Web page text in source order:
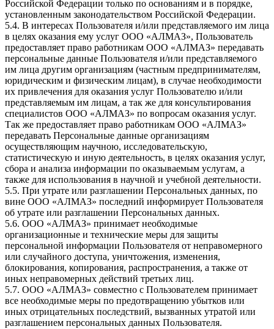
Российской Федерации только по основаниям и в порядке,
установленным законодательством Российской Федерации.
5.4. В интересах Пользователя и/или представляемого им лица
в целях оказания ему услуг ООО «АЛМАЗ», Пользователь
предоставляет право работникам ООО «АЛМАЗ» передавать
персональные данные Пользователя и/или представляемого
им лица другим организациям (частным предпринимателям,
юридическим и физическим лицам), в случае необходимости
их привлечения для оказания услуг Пользователю и/или
представляемым им лицам, а так же для консультирования
специалистов ООО «АЛМАЗ» по вопросам оказания услуг.
Так же предоставляет право работникам ООО «АЛМАЗ»
передавать Персональные данные организациям
осуществляющим научною, исследовательскую,
статистическую и иную деятельность, в целях оказания услуг,
сбора и анализа информации по оказываемым услугам, а
также для использования в научной и учебной деятельности.
5.5. При утрате или разглашении Персональных данных, по
вине ООО «АЛМАЗ» последний информирует Пользователя
об утрате или разглашении Персональных данных.
5.6. ООО «АЛМАЗ» принимает необходимые
организационные и технические меры для защиты
персональной информации Пользователя от неправомерного
или случайного доступа, уничтожения, изменения,
блокирования, копирования, распространения, а также от
иных неправомерных действий третьих лиц.
5.7. ООО «АЛМАЗ» совместно с Пользователем принимает
все необходимые меры по предотвращению убытков или
иных отрицательных последствий, вызванных утратой или
разглашением персональных данных Пользователя.